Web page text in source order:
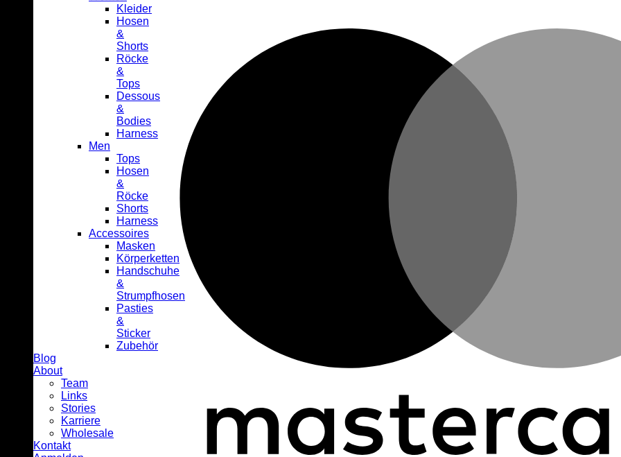
Kleider
Hosen
&
Shorts
Röcke
&
Tops
Dessous
&
Bodies
Harness
Men
Tops
Hosen
&
Röcke
Shorts
Harness
Accessoires
Masken
Körperketten
Handschuhe
&
Strumpfhosen
Pasties
&
Sticker
Zubehör
Blog
About
Team
Links
Stories
Karriere
Wholesale
Kontakt